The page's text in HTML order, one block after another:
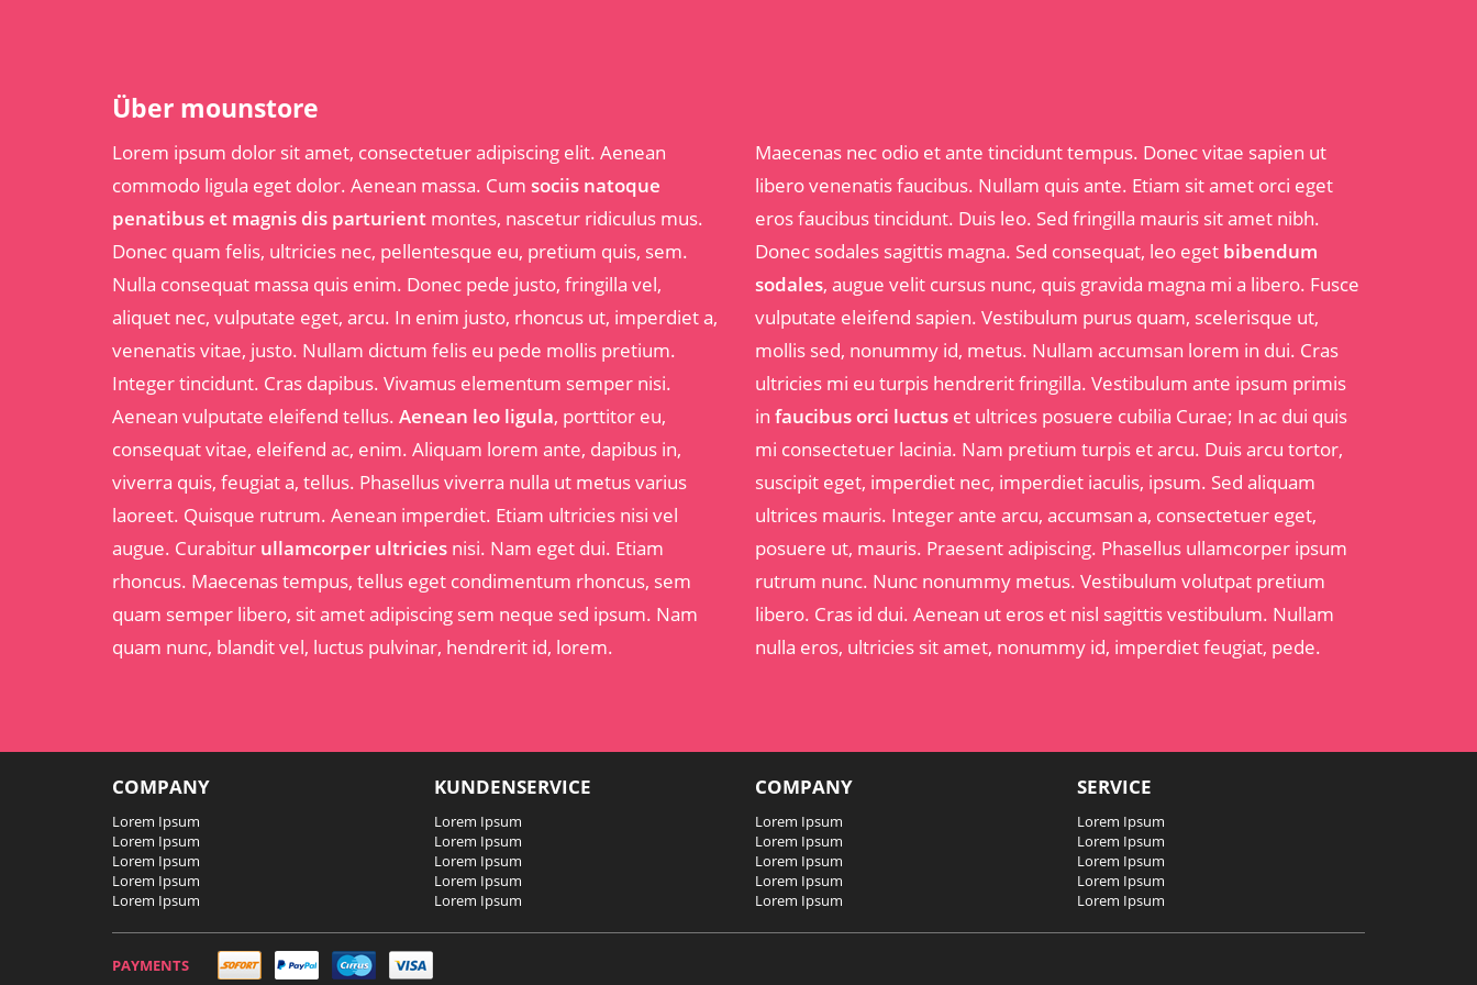
Über mounstore
Lorem ipsum dolor sit amet, consectetuer adipiscing elit. Aenean
commodo ligula eget dolor. Aenean massa. Cum sociis natoque
penatibus et magnis dis parturient montes, nascetur ridiculus mus.
Donec quam felis, ultricies nec, pellentesque eu, pretium quis, sem.
Nulla consequat massa quis enim. Donec pede justo, fringilla vel,
aliquet nec, vulputate eget, arcu. In enim justo, rhoncus ut, imperdiet a,
venenatis vitae, justo. Nullam dictum felis eu pede mollis pretium.
Integer tincidunt. Cras dapibus. Vivamus elementum semper nisi.
Aenean vulputate eleifend tellus. Aenean leo ligula, porttitor eu,
consequat vitae, eleifend ac, enim. Aliquam lorem ante, dapibus in,
viverra quis, feugiat a, tellus. Phasellus viverra nulla ut metus varius
laoreet. Quisque rutrum. Aenean imperdiet. Etiam ultricies nisi vel
augue. Curabitur ullamcorper ultricies nisi. Nam eget dui. Etiam
rhoncus. Maecenas tempus, tellus eget condimentum rhoncus, sem
quam semper libero, sit amet adipiscing sem neque sed ipsum. Nam
quam nunc, blandit vel, luctus pulvinar, hendrerit id, lorem.
Maecenas nec odio et ante tincidunt tempus. Donec vitae sapien ut
libero venenatis faucibus. Nullam quis ante. Etiam sit amet orci eget
eros faucibus tincidunt. Duis leo. Sed fringilla mauris sit amet nibh.
Donec sodales sagittis magna. Sed consequat, leo eget bibendum
sodales, augue velit cursus nunc, quis gravida magna mi a libero. Fusce
vulputate eleifend sapien. Vestibulum purus quam, scelerisque ut,
mollis sed, nonummy id, metus. Nullam accumsan lorem in dui. Cras
ultricies mi eu turpis hendrerit fringilla. Vestibulum ante ipsum primis
in faucibus orci luctus et ultrices posuere cubilia Curae; In ac dui quis
mi consectetuer lacinia. Nam pretium turpis et arcu. Duis arcu tortor,
suscipit eget, imperdiet nec, imperdiet iaculis, ipsum. Sed aliquam
ultrices mauris. Integer ante arcu, accumsan a, consectetuer eget,
posuere ut, mauris. Praesent adipiscing. Phasellus ullamcorper ipsum
rutrum nunc. Nunc nonummy metus. Vestibulum volutpat pretium
libero. Cras id dui. Aenean ut eros et nisl sagittis vestibulum. Nullam
nulla eros, ultricies sit amet, nonummy id, imperdiet feugiat, pede.
COMPANY
Lorem Ipsum
Lorem Ipsum
Lorem Ipsum
Lorem Ipsum
Lorem Ipsum
KUNDENSERVICE
Lorem Ipsum
Lorem Ipsum
Lorem Ipsum
Lorem Ipsum
Lorem Ipsum
COMPANY
Lorem Ipsum
Lorem Ipsum
Lorem Ipsum
Lorem Ipsum
Lorem Ipsum
SERVICE
Lorem Ipsum
Lorem Ipsum
Lorem Ipsum
Lorem Ipsum
Lorem Ipsum
PAYMENTS